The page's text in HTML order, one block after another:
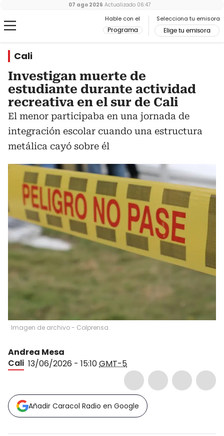
Hable con el
Programa
Selecciona tu emisora
Elige tu emisora
07 ago 2026 Actualizado 06:47
Cali
Investigan muerte de
estudiante durante actividad
recreativa en el sur de Cali
El menor participaba en una jornada de
integración escolar cuando una estructura
metálica cayó sobre él
Imagen de archivo - Colprensa.
Andrea Mesa
Cali 13/06/2026 - 15:10GMT-5
Añadir Caracol Radio en Google